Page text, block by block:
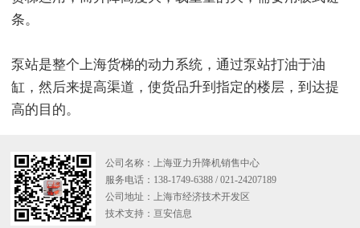
条。
泵站是整个上海货梯的动力系统，通过泵站打油于油
缸，然后来提高渠道，使货品升到指定的楼层，到达提
高的目的。
公司名称：上海亚力升降机销售中心
服务电话：138-1749-6388 / 021-24207189
公司地址：上海市经济技术开发区
技术支持： 亘安信息